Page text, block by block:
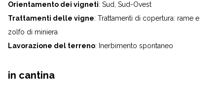
Orientamento dei vigneti: Sud, Sud-Ovest
Trattamenti delle vigne: Trattamenti di copertura: rame e
zolfo di miniera
Lavorazione del terreno: Inerbimento spontaneo
in cantina